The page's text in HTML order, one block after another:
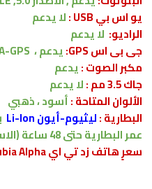
يو اس بي USB :
لا يدعم
الراديو: لا يدعم
جى بى اس GPS:
يدعم ، GPS
مكبر الصوت :يدعم
جاك 3.5 مم :
لا يدعم
الألوان المتاحة :أسود ،ذهبي
البطارية:ليثيوم-أيون Li-Ion
عمر البطاريةحتى 48 ساعة (الاستخدام المختلط)
سعرٍ هاتف زد تي اي ZTE nubia Alpha :